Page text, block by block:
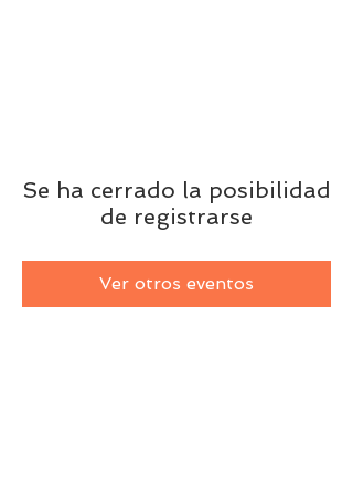
Se ha cerrado la posibilidad
de registrarse
Ver otros eventos